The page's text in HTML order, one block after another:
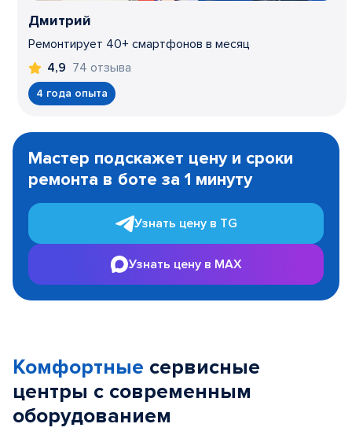
Дмитрий
Ремонтирует 40+ смартфонов в месяц
4,9 74 отзыва
4 года опыта
1
Мастер подскажет цену и сроки
ремонта в боте за 1 минуту
Узнать цену в TG
Узнать цену в MAX
Комфортные сервисные
центры с современным
оборудованием